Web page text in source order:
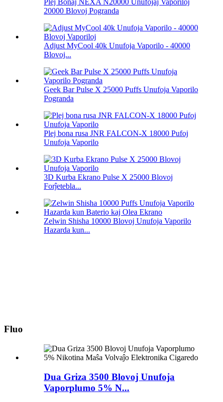
Plej Bonaj NEXA N20000 Unufojaj Vaporiloj
20000 Blovoj Pogranda
Adjust MyCool 40k Unufoja Vaporilo - 40000
Blovoj...
Geek Bar Pulse X 25000 Puffs Unufoja Vaporilo
Pogranda
Plej bona rusa JNR FALCON-X 18000 Pufoj
Unufoja Vaporilo
3D Kurba Ekrano Pulse X 25000 Blovoj
Forĵetebla...
Zelwin Shisha 10000 Blovoj Unufoja Vaporilo
Hazarda kun...
Fluo
Dua Griza 3500 Blovoj Unufoja
Vaporplumo 5% N...